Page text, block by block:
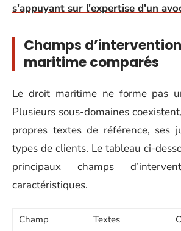
s'appuyant sur l'expertise d'un
Champs
maritime comparés
Le droit maritime ne forme pas
Plusieurs sous-domaines
propres textes de référence, ses
types de clients. Le tableau ci-
principaux champs
caractéristiques.
Champ
Textes